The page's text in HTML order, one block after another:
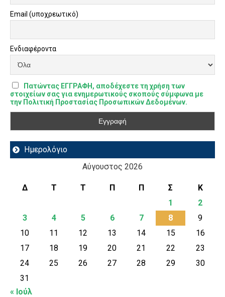
Email (υποχρεωτικό)
Ενδιαφέροντα
Πατώντας ΕΓΓΡΑΦΗ, αποδέχεστε τη χρήση των
στοιχείων σας για ενημερωτικούς σκοπούς σύμφωνα με
την Πολιτική Προστασίας Προσωπικών Δεδομένων.
Ημερολόγιο
Αύγουστος 2026
Δ Τ Τ Π Π Σ
Κ
1
2
3
4 5 6 7 8
9
10
11 12 13 14 15
16
17
18 19 20 21 22
23
24
25 26 27 28 29
30
31
« Ιούλ